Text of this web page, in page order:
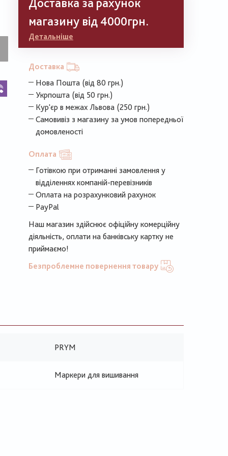
магазину від 4000грн.
Детальніше
Доставка
Нова Пошта (від 80 грн.)
Укрпошта (від 50 грн.)
Кур'єр в межах Львова (250 грн.)
Самовивіз з магазину за умов попередньої
домовленості
Оплата
Готівкою при отриманні замовлення у
відділеннях компаній-перевізників
Оплата на розрахунковий рахунок
PayPal
Наш магазин здійснює офіційну комерційну
діяльність, оплати на банківську картку не
приймаємо!
Безпроблемне повернення товару
PRYM
Маркери для вишивання